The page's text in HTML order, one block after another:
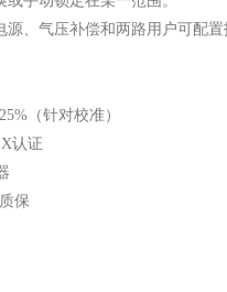
源、气压补偿和两路用户可配置
（针对校准）
认证
保